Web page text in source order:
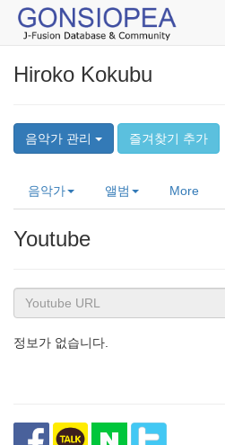
Hiroko Kokubu
음악가 관리 즐겨찾기 추가
음악가 앨범 More
Youtube
정보가 없습니다.